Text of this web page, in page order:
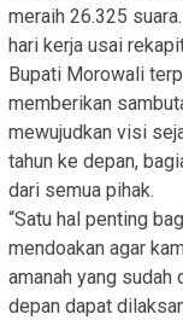
meraih 26.325
hari kerja usai
Bupati Morowali
memberikan
mewujudkan visi
tahun ke depan,
dari semua pihak.
“Satu hal penting
mendoakan agar
amanah yang sudah
depan dapat